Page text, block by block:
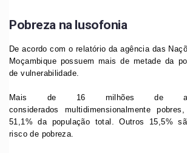
Pobreza na lusofonia
De acordo com o relatório da agência das
Moçambique possuem mais de metade da
de vulnerabilidade.
Mais de 16 milhões de
considerados multidimensionalmente
51,1% da população total. Outros 15,5%
risco de pobreza.